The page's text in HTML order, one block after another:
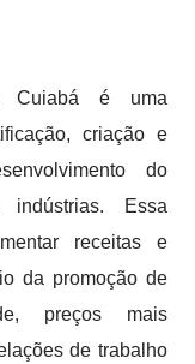
Cuiabá é uma
criação e
do
Essa
receitas e
da promoção de
preços mais
de trabalho